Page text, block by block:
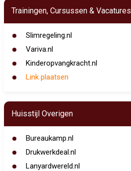
Trainingen, Cursussen & Vacatures
Slimregeling.nl
Variva.nl
Kinderopvangkracht.nl
Link plaatsen
Huisstijl Overigen
Bureaukamp.nl
Drukwerkdeal.nl
Lanyardwereld.nl